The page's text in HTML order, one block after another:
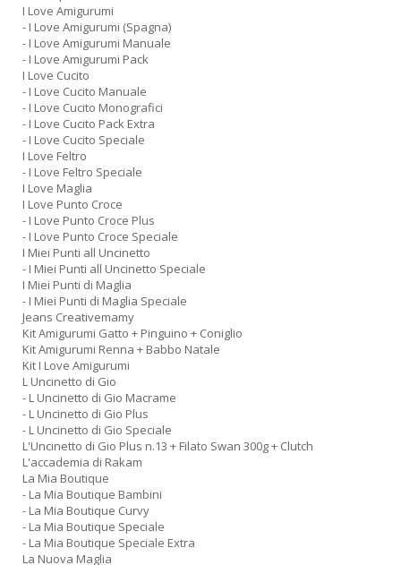
I Love Amigurumi
- I Love Amigurumi (Spagna)
- I Love Amigurumi Manuale
- I Love Amigurumi Pack
I Love Cucito
- I Love Cucito Manuale
- I Love Cucito Monografici
- I Love Cucito Pack Extra
- I Love Cucito Speciale
I Love Feltro
- I Love Feltro Speciale
I Love Maglia
I Love Punto Croce
- I Love Punto Croce Plus
- I Love Punto Croce Speciale
I Miei Punti all Uncinetto
- I Miei Punti all Uncinetto Speciale
I Miei Punti di Maglia
- I Miei Punti di Maglia Speciale
Jeans Creativemamy
Kit Amigurumi Gatto + Pinguino + Coniglio
Kit Amigurumi Renna + Babbo Natale
Kit I Love Amigurumi
L Uncinetto di Gio
- L Uncinetto di Gio Macrame
- L Uncinetto di Gio Plus
- L Uncinetto di Gio Speciale
L'Uncinetto di Gio Plus n.13 + Filato Swan 300g + Clutch
L'accademia di Rakam
La Mia Boutique
- La Mia Boutique Bambini
- La Mia Boutique Curvy
- La Mia Boutique Speciale
- La Mia Boutique Speciale Extra
La Nuova Maglia